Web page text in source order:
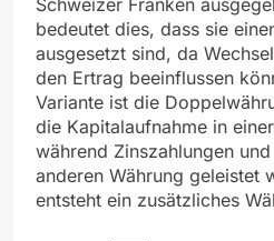
bedeutet dies, dass sie
ausgesetzt sind, da
den Ertrag beeinflussen
Variante ist die
die Kapitalaufnahme in
während Zinszahlungen
anderen Währung geleistet
entsteht ein zusätzliches